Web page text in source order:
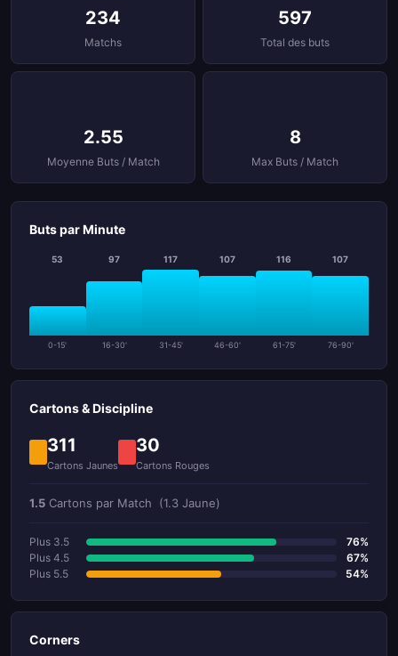
234
Matchs
597
Total des buts
2.55
Moyenne Buts / Match
8
Max Buts / Match
Buts par Minute
53
0-15'
97
16-30'
117
31-45'
107
46-60'
116
61-75'
107
76-90'
Cartons & Discipline
311
Cartons Jaunes
30
Cartons Rouges
1.5 Cartons par Match (1.3 Jaune)
Plus 3.5
76%
Plus 4.5
67%
Plus 5.5
54%
Corners